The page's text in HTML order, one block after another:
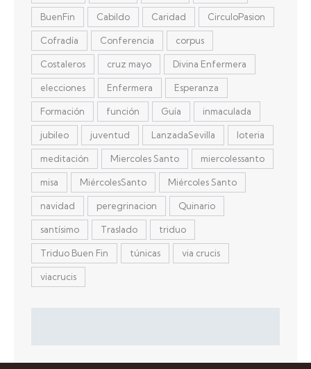
BuenFin Cabildo Caridad CirculoPasion
Cofradía Conferencia corpus
Costaleros cruz mayo Divina Enfermera
elecciones Enfermera Esperanza
Formación función Guía inmaculada
jubileo juventud LanzadaSevilla loteria
meditación Miercoles Santo miercolessanto
misa MiércolesSanto Miércoles Santo
navidad peregrinacion Quinario
santísimo Traslado triduo
Triduo Buen Fin túnicas via crucis
viacrucis